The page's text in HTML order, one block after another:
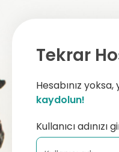
Tekrar
Hesabınız
kaydolun!
Kullanıcı adınızı